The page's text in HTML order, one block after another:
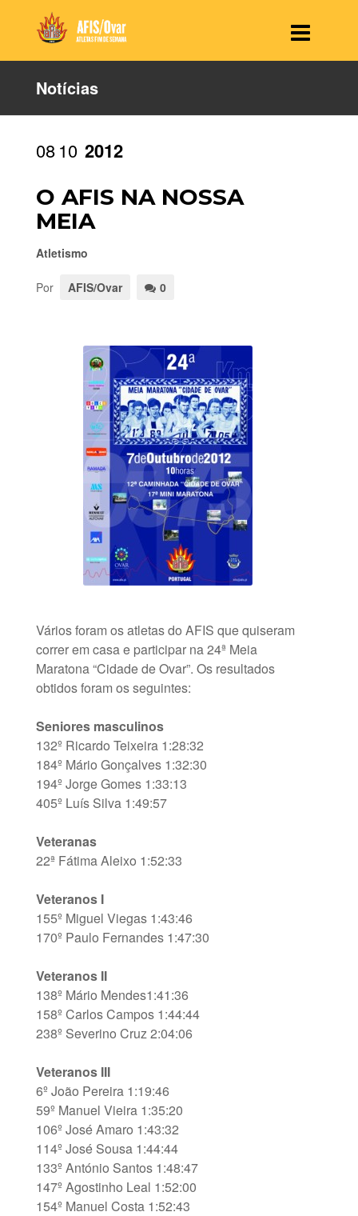
Notícias
08 10 2012
O AFIS NA NOSSA
MEIA
Atletismo
Por AFIS/Ovar 0
Vários foram os atletas do AFIS que quiseram
correr em casa e participar na 24ª Meia
Maratona “Cidade de Ovar”. Os resultados
obtidos foram os seguintes:
Seniores masculinos
132º Ricardo Teixeira 1:28:32
184º Mário Gonçalves 1:32:30
194º Jorge Gomes 1:33:13
405º Luís Silva 1:49:57
Veteranas
22ª Fátima Aleixo 1:52:33
Veteranos I
155º Miguel Viegas 1:43:46
170º Paulo Fernandes 1:47:30
Veteranos II
138º Mário Mendes1:41:36
158º Carlos Campos 1:44:44
238º Severino Cruz 2:04:06
Veteranos III
6º João Pereira 1:19:46
59º Manuel Vieira 1:35:20
106º José Amaro 1:43:32
114º José Sousa 1:44:44
133º António Santos 1:48:47
147º Agostinho Leal 1:52:00
154º Manuel Costa 1:52:43